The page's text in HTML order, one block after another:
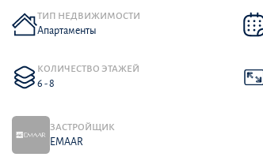
ТИП НЕДВИЖИМОСТИ
Апартаменты
КОЛИЧЕСТВО ЭТАЖЕЙ
6 - 8
ЗАСТРОЙЩИК
EMAAR